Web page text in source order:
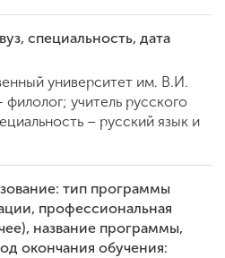
специальность, дата
университет им. В.И.
учитель русского
– русский язык и
тип программы
профессиональная
название программы,
окончания обучения: